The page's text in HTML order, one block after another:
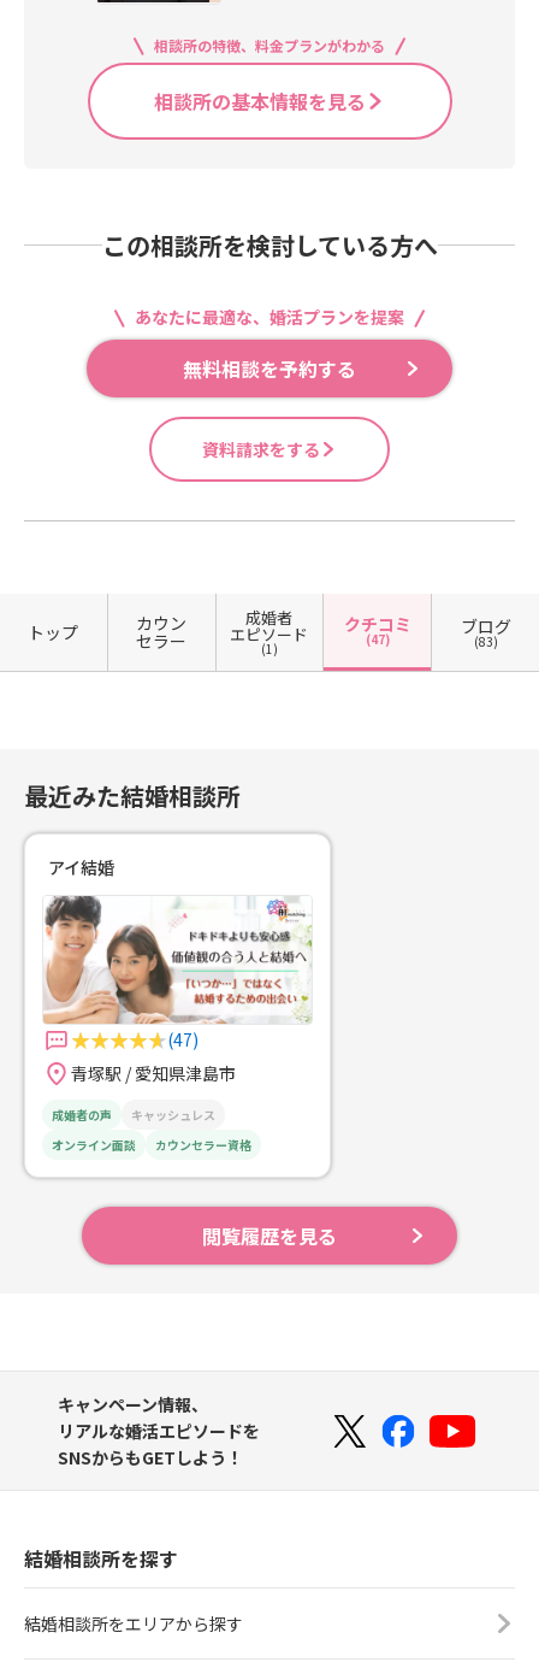
相談所の特徴、料金プランがわかる
相談所の基本情報を見る
この相談所を検討している方へ
あなたに最適な、婚活プランを提案
無料相談を予約する
資料請求をする
トップ カウン
セラー
成婚者
エピソード
(1)
クチコミ
(47)
ブログ
(83)
最近みた結婚相談所
アイ結婚
(47)
青塚駅 / 愛知県津島市
成婚者の声
キャッシュレス
オンライン面談
カウンセラー資格
閲覧履歴を見る
キャンペーン情報、
リアルな婚活エピソードを
SNSからもGETしよう！
結婚相談所を探す
結婚相談所をエリアから探す